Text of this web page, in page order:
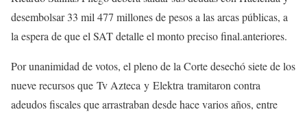
desembolsar 33 mil 477 millones de pesos a las arcas públicas, a
la espera de que el SAT detalle el monto preciso final.anteriores.
Por unanimidad de votos, el pleno de la Corte desechó siete de los
nueve recursos que Tv Azteca y Elektra tramitaron contra
adeudos fiscales que arrastraban desde hace varios años, entre